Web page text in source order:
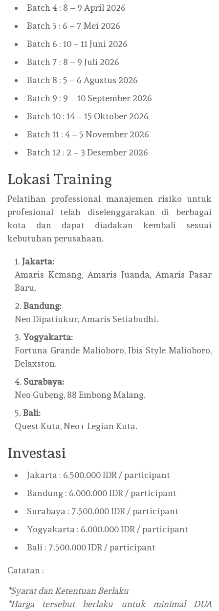
Batch 4 : 8 – 9 April 2026
Batch 5 : 6 – 7 Mei 2026
Batch 6 : 10 – 11 Juni 2026
Batch 7 : 8 – 9 Juli 2026
Batch 8 : 5 – 6 Agustus 2026
Batch 9 : 9 – 10 September 2026
Batch 10 : 14 – 15 Oktober 2026
Batch 11 : 4 – 5 November 2026
Batch 12 : 2 – 3 Desember 2026
Lokasi Training
Pelatihan professional manajemen risiko untuk
profesional telah diselenggarakan di berbagai
kota dan dapat diadakan kembali sesuai
kebutuhan perusahaan.
Jakarta:
Amaris Kemang, Amaris Juanda, Amaris Pasar
Baru.
Bandung:
Neo Dipatiukur, Amaris Setiabudhi.
Yogyakarta:
Fortuna Grande Malioboro, Ibis Style Malioboro,
Delaxston.
Surabaya:
Neo Gubeng, 88 Embong Malang.
Bali:
Quest Kuta, Neo+ Legian Kuta.
Investasi
Jakarta : 6.500.000 IDR / participant
Bandung : 6.000.000 IDR / participant
Surabaya : 7.500.000 IDR / participant
Yogyakarta : 6.000.000 IDR / participant
Bali : 7.500.000 IDR / participant
Catatan :
*Syarat dan Ketentuan Berlaku
*Harga tersebut berlaku untuk minimal DUA